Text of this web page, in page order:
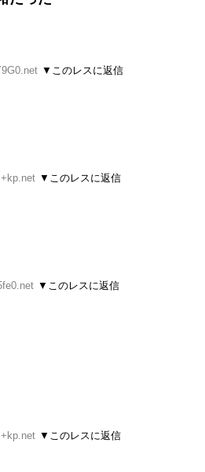
▼このレスに返信
▼このレスに返信
▼このレスに返信
▼このレスに返信